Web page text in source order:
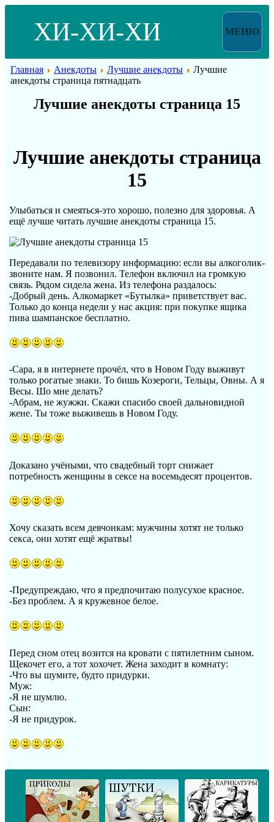
ХИ-ХИ-ХИ МЕНЮ
Главная Анекдоты Лучшие анекдоты
Лучшие
анекдоты страница пятнадцать
Лучшие анекдоты страница 15
Лучшие анекдоты страница
15
Улыбаться и смеяться-это хорошо, полезно для здоровья. А
ещё лучше читать лучшие анекдоты страница 15.
Передавали по телевизору информацию: если вы алкоголик-
звоните нам. Я позвонил. Телефон включил на громкую
связь. Рядом сидела жена. Из телефона раздалось:
-Добрый день. Алкомаркет «Бутылка» приветствует вас.
Только до конца недели у нас акция: при покупке ящика
пива шампанское бесплатно.
-Сара, я в интернете прочёл, что в Новом Году выживут
только рогатые знаки. То бишь Козероги, Тельцы, Овны. А я
Весы. Шо мне делать?
-Абрам, не жужжи. Скажи спасибо своей дальновидной
жене. Ты тоже выживешь в Новом Году.
Доказано учёными, что свадебный торт снижает
потребность женщины в сексе на восемьдесят процентов.
Хочу сказать всем девчонкам: мужчины хотят не только
секса, они хотят ещё жратвы!
-Предупреждаю, что я предпочитаю полусухое красное.
-Без проблем. А я кружевное белое.
Перед сном отец возится на кровати с пятилетним сыном.
Щекочет его, а тот хохочет. Жена заходит в комнату:
-Что вы шумите, будто придурки.
Муж:
-Я не шумлю.
Сын:
-Я не придурок.